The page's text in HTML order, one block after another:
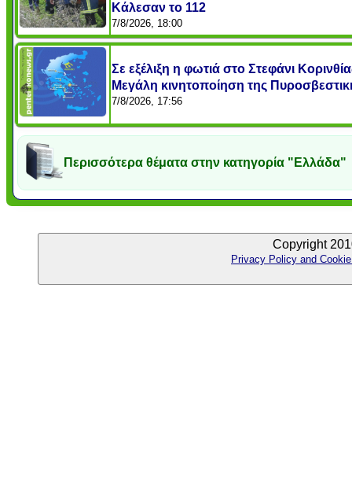
Κάλεσαν το 112
7/8/2026, 18:00
Σε εξέλιξη η φωτιά στο Στεφάνι
Μεγάλη κινητοποίηση της
7/8/2026, 17:56
Περισσότερα θέματα στην κατηγορία "Ελλάδα"
Copyright
Privacy Policy and